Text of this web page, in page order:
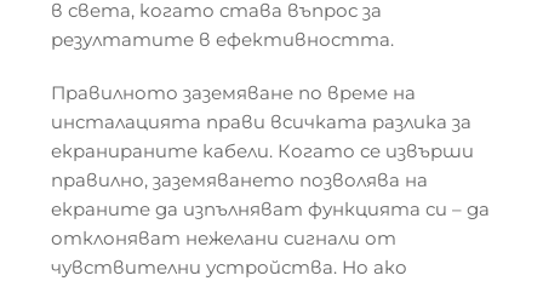
в света, когато става въпрос за
резултатите в ефективността.
Правилното заземяване по време на
инсталацията прави всичката разлика за
екранираните кабели. Когато се извърши
правилно, заземяването позволява на
екраните да изпълняват функцията си – да
отклоняват нежелани сигнали от
чувствителни устройства. Но ако